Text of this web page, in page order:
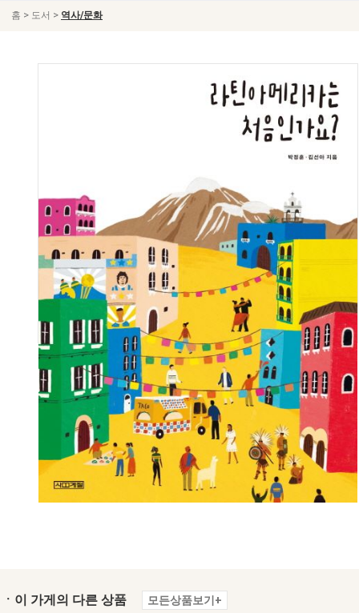
홈 > 도서 > 역사/문화
ㆍ이 가게의 다른 상품 모든상품보기+